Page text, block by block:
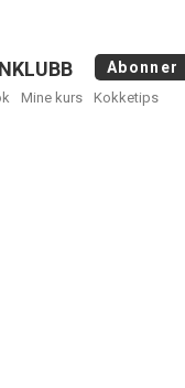
Abonner
Mine kurs Kokketips